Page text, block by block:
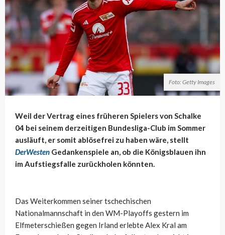
Foto: Getty Images
Weil der Vertrag eines früheren Spielers von Schalke
04 bei seinem derzeitigen Bundesliga-Club im Sommer
ausläuft, er somit ablösefrei zu haben wäre, stellt
DerWesten Gedankenspiele an, ob die Königsblauen ihn
im Aufstiegsfalle zurückholen könnten.
Das Weiterkommen seiner tschechischen
Nationalmannschaft in den WM-Playoffs gestern im
Elfmeterschießen gegen Irland erlebte Alex Kral am